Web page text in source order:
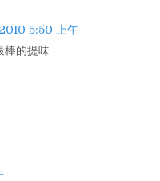
5:50 上午
棒的提味